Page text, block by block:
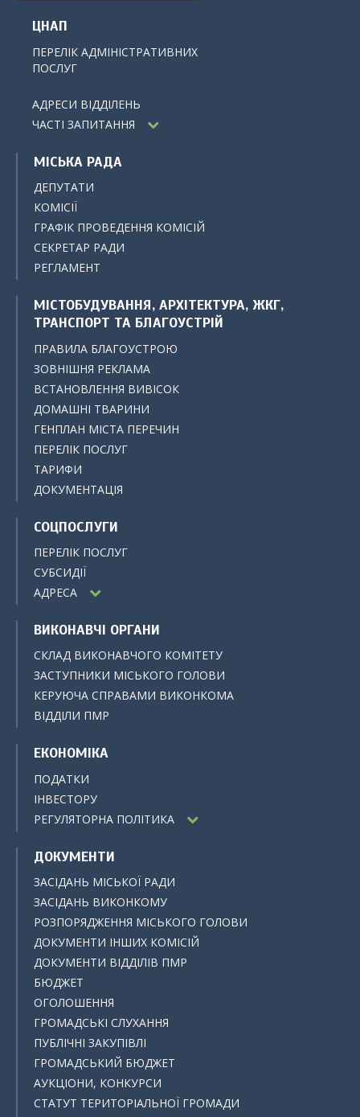
ЦНАП
ПЕРЕЛІК АДМІНІСТРАТИВНИХ
ПОСЛУГ
АДРЕСИ ВІДДІЛЕНЬ
ЧАСТІ ЗАПИТАННЯ
МІСЬКА РАДА
ДЕПУТАТИ
КОМІСІЇ
ГРАФІК ПРОВЕДЕННЯ КОМІСІЙ
СЕКРЕТАР РАДИ
РЕГЛАМЕНТ
МІСТОБУДУВАННЯ, АРХІТЕКТУРА, ЖКГ,
ТРАНСПОРТ ТА БЛАГОУСТРІЙ
ПРАВИЛА БЛАГОУСТРОЮ
ЗОВНІШНЯ РЕКЛАМА
ВСТАНОВЛЕННЯ ВИВІСОК
ДОМАШНІ ТВАРИНИ
ГЕНПЛАН МІСТА ПЕРЕЧИН
ПЕРЕЛІК ПОСЛУГ
ТАРИФИ
ДОКУМЕНТАЦІЯ
СОЦПОСЛУГИ
ПЕРЕЛІК ПОСЛУГ
СУБСИДІЇ
АДРЕСА
ВИКОНАВЧІ ОРГАНИ
СКЛАД ВИКОНАВЧОГО КОМІТЕТУ
ЗАСТУПНИКИ МІСЬКОГО ГОЛОВИ
КЕРУЮЧА СПРАВАМИ ВИКОНКОМА
ВІДДІЛИ ПМР
ЕКОНОМІКА
ПОДАТКИ
ІНВЕСТОРУ
РЕГУЛЯТОРНА ПОЛІТИКА
ДОКУМЕНТИ
ЗАСІДАНЬ МІСЬКОЇ РАДИ
ЗАСІДАНЬ ВИКОНКОМУ
РОЗПОРЯДЖЕННЯ МІСЬКОГО ГОЛОВИ
ДОКУМЕНТИ ІНШИХ КОМІСІЙ
ДОКУМЕНТИ ВІДДІЛІВ ПМР
БЮДЖЕТ
ОГОЛОШЕННЯ
ГРОМАДСЬКІ СЛУХАННЯ
ПУБЛІЧНІ ЗАКУПІВЛІ
ГРОМАДСЬКИЙ БЮДЖЕТ
АУКЦІОНИ, КОНКУРСИ
СТАТУТ ТЕРИТОРІАЛЬНОЇ ГРОМАДИ